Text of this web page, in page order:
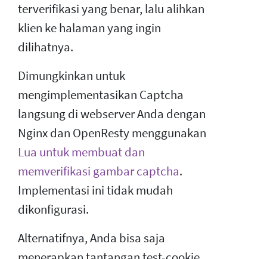
terverifikasi yang benar, lalu alihkan
klien ke halaman yang ingin
dilihatnya.
Dimungkinkan untuk
mengimplementasikan Captcha
langsung di webserver Anda dengan
Nginx dan OpenResty menggunakan
Lua untuk membuat dan
memverifikasi gambar captcha.
Implementasi ini tidak mudah
dikonfigurasi.
Alternatifnya, Anda bisa saja